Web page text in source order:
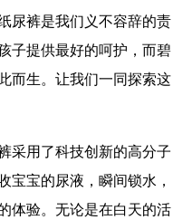
尿裤是我们义不容辞的责
子提供最好的呵护，而碧
而生。让我们一同探索这
采用了科技创新的高分子
宝宝的尿液，瞬间锁水，
体验。无论是在白天的活